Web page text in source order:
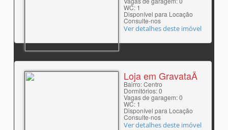
WC: 1
Disponível para Locação
Consulte-nos
Ver detalhes deste imóvel
Loja em GravataÃ­
Bairro: Centro
Dormitórios: 0
Vagas de garagem: 0
WC: 1
Disponível para Locação
Consulte-nos
Ver detalhes deste imóvel